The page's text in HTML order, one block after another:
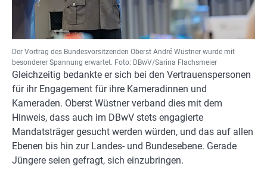
Der Vortrag des Bundesvorsitzenden Oberst André Wüstner wurde mit
besonderer Spannung erwartet. Foto: DBwV/Sarina Flachsmeier
Gleichzeitig bedankte er sich bei den Vertrauenspersonen
für ihr Engagement für ihre Kameradinnen und
Kameraden. Oberst Wüstner verband dies mit dem
Hinweis, dass auch im DBwV stets engagierte
Mandatsträger gesucht werden würden, und das auf allen
Ebenen bis hin zur Landes- und Bundesebene. Gerade
Jüngere seien gefragt, sich einzubringen.